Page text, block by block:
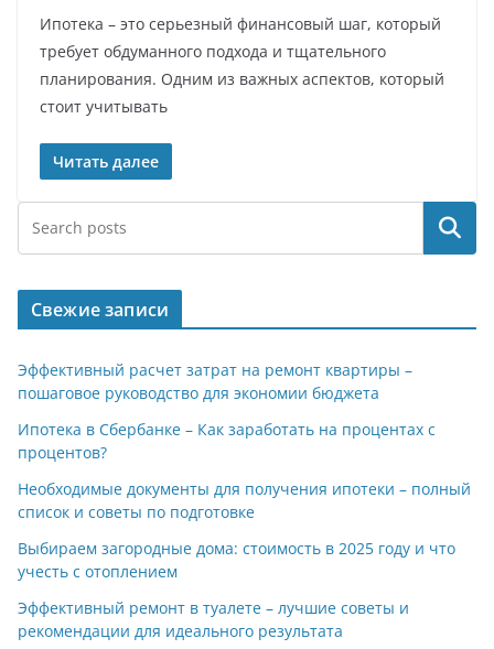
Ипотека – это серьезный финансовый шаг, который
требует обдуманного подхода и тщательного
планирования. Одним из важных аспектов, который
стоит учитывать
Читать далее
Поиск
Свежие записи
Эффективный расчет затрат на ремонт квартиры –
пошаговое руководство для экономии бюджета
Ипотека в Сбербанке – Как заработать на процентах с
процентов?
Необходимые документы для получения ипотеки – полный
список и советы по подготовке
Выбираем загородные дома: стоимость в 2025 году и что
учесть с отоплением
Эффективный ремонт в туалете – лучшие советы и
рекомендации для идеального результата